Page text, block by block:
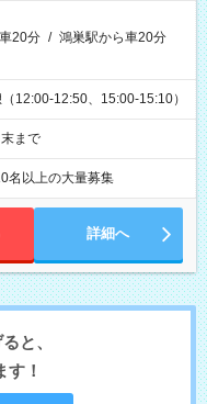
20分 / 鴻巣駅から車20分
12:00-12:50、15:00-15:10）
まで
名以上の大量募集
詳細へ
と、
す！